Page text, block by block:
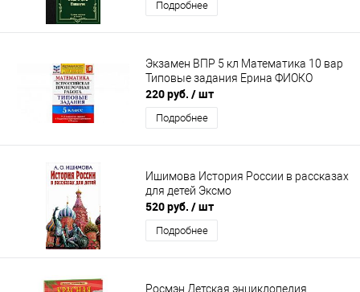
Подробнее
Экзамен ВПР 5 кл Математика 10 вар
Типовые задания Ерина ФИОКО
220 руб. / шт
Подробнее
Ишимова История России в рассказах
для детей Эксмо
520 руб. / шт
Подробнее
Росмэн Детская энциклопедия